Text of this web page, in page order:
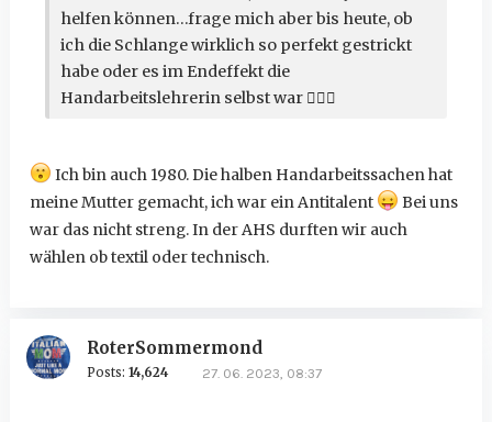
helfen können…frage mich aber bis heute, ob
ich die Schlange wirklich so perfekt gestrickt
habe oder es im Endeffekt die
Handarbeitslehrerin selbst war 🤷🏻‍♀️
Ich bin auch 1980. Die halben Handarbeitssachen hat
meine Mutter gemacht, ich war ein Antitalent
Bei uns
war das nicht streng. In der AHS durften wir auch
wählen ob textil oder technisch.
RoterSommermond
Posts: 14,624 27. 06. 2023, 08:37